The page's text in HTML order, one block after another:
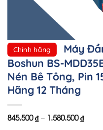
Chính hãng
Máy
Boshun BS-
Nén Bê Tông, Pin
Hãng 12 Tháng
845.500₫ – 1.580.500₫